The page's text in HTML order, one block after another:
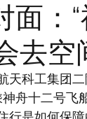
华人社区
：“
去空
科工集团二
舟十二号飞